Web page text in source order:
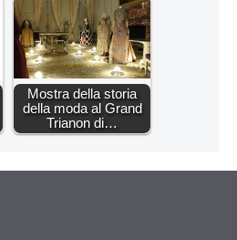
Mostra della storia
della moda al Grand
Trianon di…